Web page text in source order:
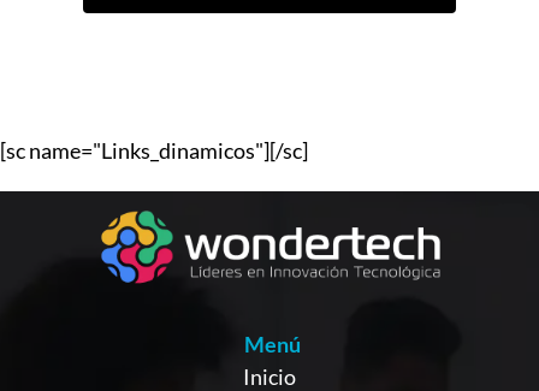
[sc name="Links_dinamicos"][/sc]
Menú
Inicio